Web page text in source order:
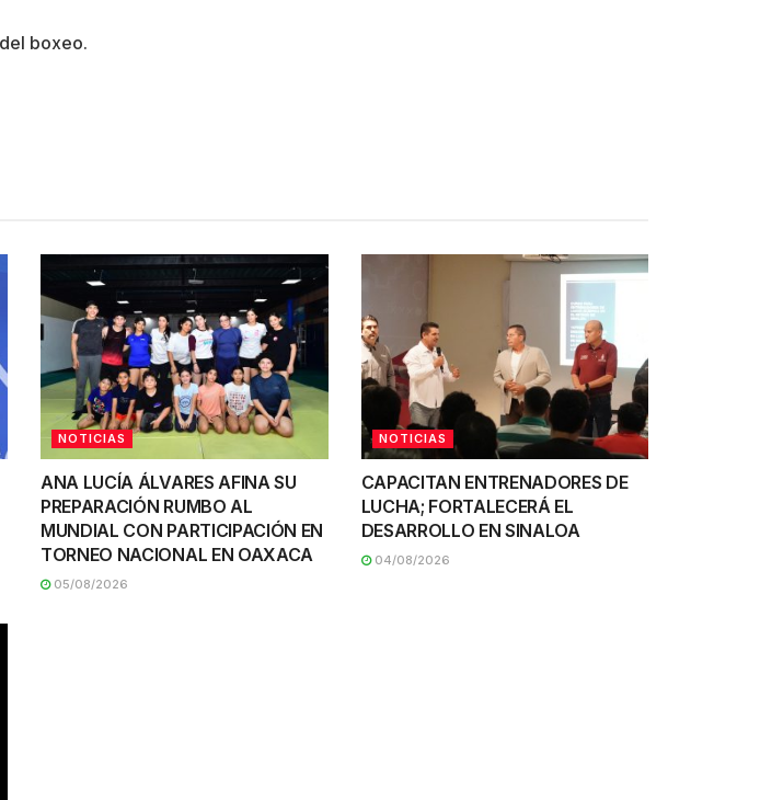
boxeo.
NOTICIAS
ANA LUCÍA ÁLVARES AFINA SU
PREPARACIÓN RUMBO AL
MUNDIAL CON PARTICIPACIÓN EN
TORNEO NACIONAL EN OAXACA
05/08/2026
NOTICIAS
CAPACITAN ENTRENADORES DE
LUCHA; FORTALECERÁ EL
DESARROLLO EN SINALOA
04/08/2026